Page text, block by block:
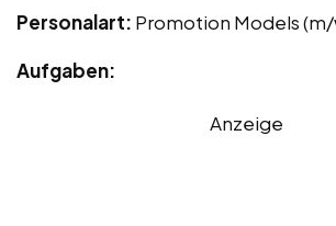
Personalart: Promotion Models
Aufgaben:
Anzeige